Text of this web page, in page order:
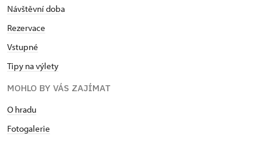
Návštěvní doba
Rezervace
Vstupné
Tipy na výlety
MOHLO BY VÁS ZAJÍMAT
O hradu
Fotogalerie